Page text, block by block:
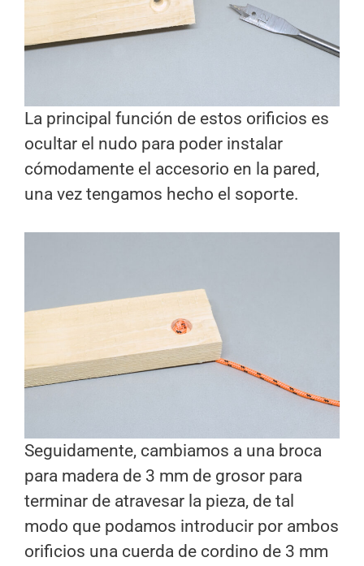
La principal función de estos orificios es
ocultar el nudo para poder instalar
cómodamente el accesorio en la pared,
una vez tengamos hecho el soporte.
Seguidamente, cambiamos a una broca
para madera de 3 mm de grosor para
terminar de atravesar la pieza, de tal
modo que podamos introducir por ambos
orificios una cuerda de cordino de 3 mm